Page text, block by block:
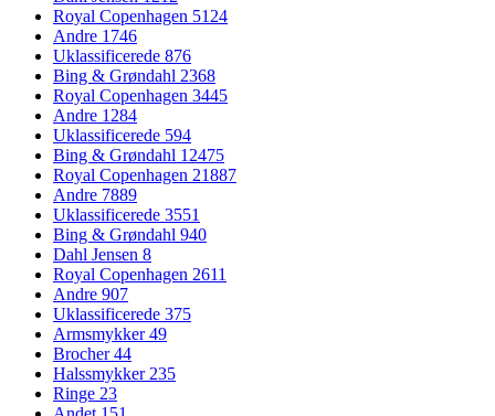
Royal Copenhagen 5124
Andre 1746
Uklassificerede 876
Bing & Grøndahl 2368
Royal Copenhagen 3445
Andre 1284
Uklassificerede 594
Bing & Grøndahl 12475
Royal Copenhagen 21887
Andre 7889
Uklassificerede 3551
Bing & Grøndahl 940
Dahl Jensen 8
Royal Copenhagen 2611
Andre 907
Uklassificerede 375
Armsmykker49
Brocher44
Halssmykker235
Ringe 23